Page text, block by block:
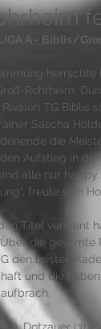
A - Biblis/
herrschte
Rohrheim.
Rivalen TG Biblis
Sascha
die
den Aufstieg in die
alle nur
freute sich
Titel verdient
die gesamte
den besten
und die